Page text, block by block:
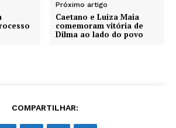
Próximo artigo
Caetano e Luiza Maia
comemoram vitória de
Dilma ao lado do povo
COMPARTILHAR: